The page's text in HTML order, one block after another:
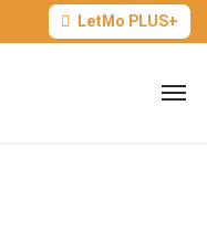
LetMo PLUS+